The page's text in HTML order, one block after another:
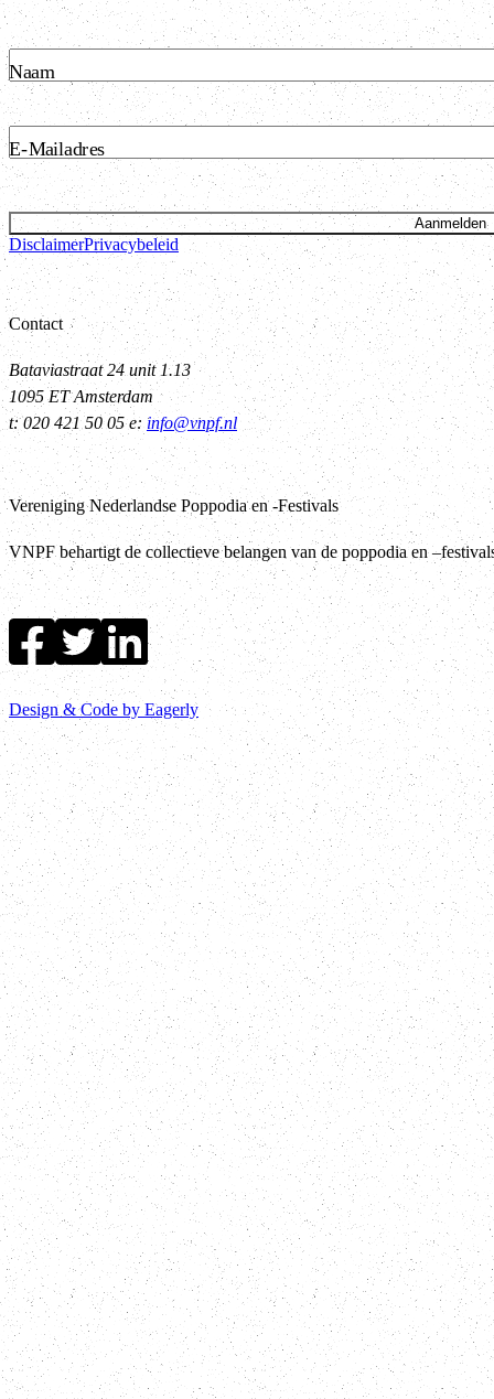
Naam
E-Mailadres
Aanmelden
DisclaimerPrivacybeleid
Contact
Bataviastraat 24 unit 1.13
1095 ET Amsterdam
t: 020 421 50 05 e: info@vnpf.nl
Vereniging Nederlandse Poppodia en -Festivals
VNPF behartigt de collectieve belangen van de poppodia en
Design & Code by Eagerly